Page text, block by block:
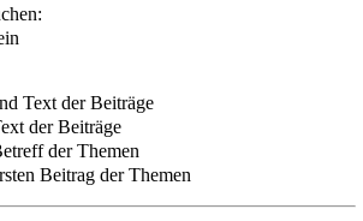
Text der Beiträge
der Beiträge
der Themen
Beitrag der Themen